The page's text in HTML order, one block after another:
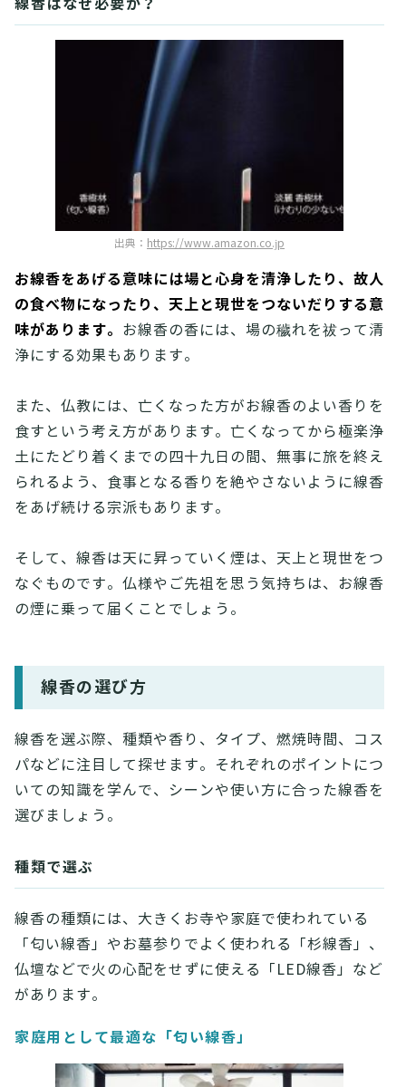
線香はなぜ必要か？
出典： https://www.amazon.co.jp
お線香をあげる意味には場と心身を清浄したり、故人
の食べ物になったり、天上と現世をつないだりする意
味があります。
お線香の香には、場の穢れを祓って清
浄にする効果もあります。
また、仏教には、亡くなった方がお線香のよい香りを
食すという考え方があります。亡くなってから極楽浄
土にたどり着くまでの四十九日の間、無事に旅を終え
られるよう、食事となる香りを絶やさないように線香
をあげ続ける宗派もあります。
そして、線香は天に昇っていく煙は、天上と現世をつ
なぐものです。仏様やご先祖を思う気持ちは、お線香
の煙に乗って届くことでしょう。
線香の選び方
線香を選ぶ際、種類や香り、タイプ、燃焼時間、コス
パなどに注目して探せます。それぞれのポイントにつ
いての知識を学んで、シーンや使い方に合った線香を
選びましょう。
種類で選ぶ
線香の種類には、大きくお寺や家庭で使われている
「匂い線香」やお墓参りでよく使われる「杉線香」、
仏壇などで火の心配をせずに使える「LED線香」など
があります。
家庭用として最適な「匂い線香」